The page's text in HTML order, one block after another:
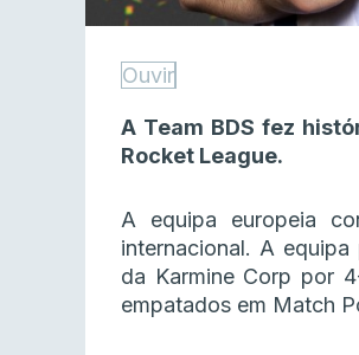
Ouvir
A Team BDS fez
Rocket League.
A equipa europeia
internacional. A
da Karmine Corp por
empatados em Match